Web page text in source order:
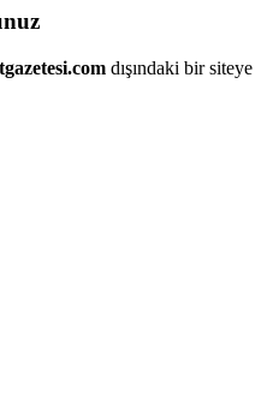
dışındaki bir siteye